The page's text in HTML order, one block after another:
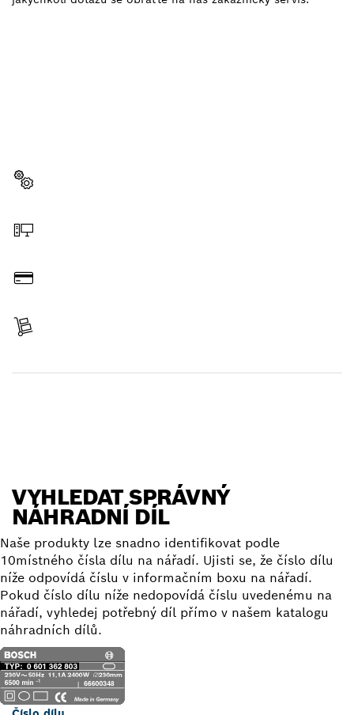
VYHLEDAT SPRÁVNÝ
NÁHRADNÍ DÍL
Naše produkty lze snadno identifikovat podle
10místného čísla dílu na nářadí. Ujisti se, že číslo dílu
níže odpovídá číslu v informačním boxu na nářadí.
Pokud číslo dílu níže nedopovídá číslu uvedenému na
nářadí, vyhledej potřebný díl přímo v našem katalogu
náhradních dílů.